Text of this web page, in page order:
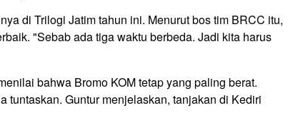
di Trilogi Jatim tahun ini. Menurut bos tim BRCC itu,
"Sebab ada tiga waktu berbeda. Jadi kita harus
bahwa Bromo KOM tetap yang paling berat.
tuntaskan. Guntur menjelaskan, tanjakan di Kediri